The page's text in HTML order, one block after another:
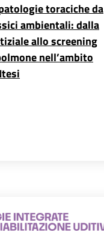
toraciche da
ambientali: dalla
allo screening
nell’ambito